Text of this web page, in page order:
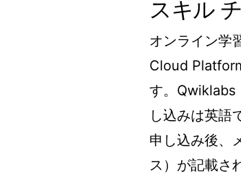
スキル
オンライン学
Cloud
す。Qwiklabs
し込みは英語
申し込み後、
ス）が記載さ